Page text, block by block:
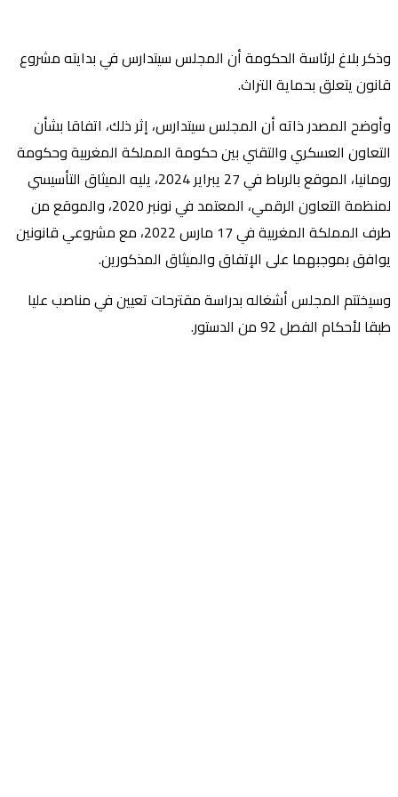
وذكر بلاغ لرئاسة الحكومة أن المجلس سيتدارس في بدايته مشروع
قانون يتعلق بحماية التراث.
وأوضح المصدر ذاته أن المجلس سيتدارس، إثر ذلك، اتفاقا بشأن
التعاون العسكري والتقني بين حكومة المملكة المغربية وحكومة
رومانيا، الموقع بالرباط في 27 يبراير 2024، يليه الميثاق التأسيسي
لمنظمة التعاون الرقمي، المعتمد في نونبر 2020، والموقع من
طرف المملكة المغربية في 17 مارس 2022، مع مشروعي قانونين
يوافق بموجبهما على الإتفاق والميثاق المذكورين.
وسيختتم المجلس أشغاله بدراسة مقترحات تعيين في مناصب عليا
طبقا لأحكام الفصل 92 من الدستور.